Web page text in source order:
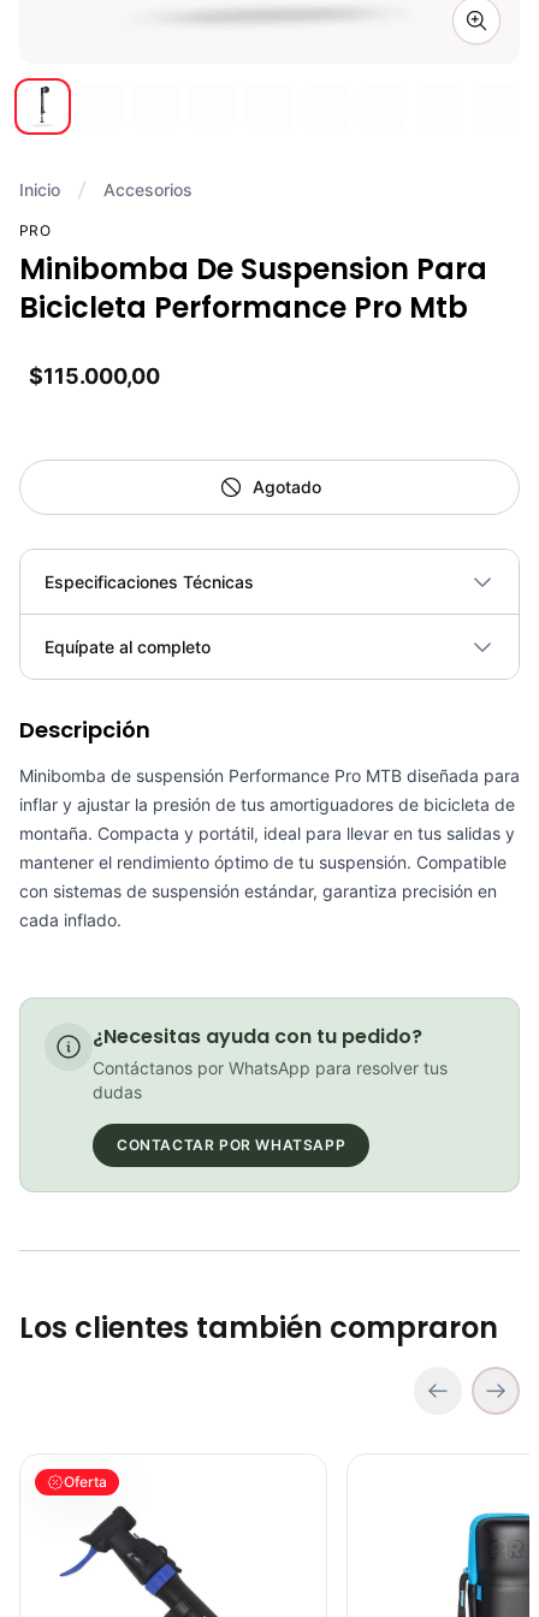
Zoom
Inicio Accesorios
PRO
Minibomba De Suspension Para
Bicicleta Performance Pro Mtb
$115.000,00
Agotado
Especificaciones Técnicas
Plegable No
Equípate al completo
COP 13,900.00
Capsula Porta Herramientas Pro Bicicleta Mtb Ruta
Mini inflador Syncros Boundary 2.0Hp
COP 102,000.00
Descripción
Minibomba de suspensión Performance Pro MTB diseñada para
inflar y ajustar la presión de tus amortiguadores de bicicleta de
montaña. Compacta y portátil, ideal para llevar en tus salidas y
mantener el rendimiento óptimo de tu suspensión. Compatible
con sistemas de suspensión estándar, garantiza precisión en
cada inflado.
¿Necesitas ayuda con tu pedido?
Contáctanos por WhatsApp para resolver tus
dudas
CONTACTAR POR WHATSAPP
Los clientes también compraron
Inflador Mini Bomba de Aire Beto CMPB03B Bicicletas Ciclismo
Oferta
Capsula Porta